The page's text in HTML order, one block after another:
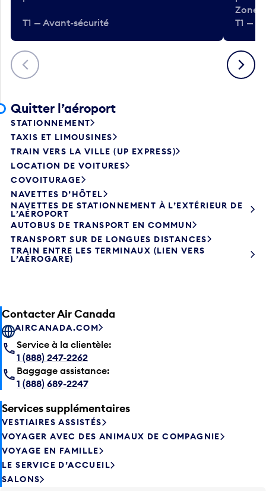
Précédent
T1 — Avant-sécurité
Zone.
T1 —
Suivant
Quitter l’aéroport
STATIONNEMENT
TAXIS ET LIMOUSINES
TRAIN VERS LA VILLE (UP EXPRESS)
LOCATION DE VOITURES
COVOITURAGE
NAVETTES D’HÔTEL
NAVETTES DE STATIONNEMENT À L’EXTÉRIEUR DE
L’AÉROPORT
AUTOBUS DE TRANSPORT EN COMMUN
TRANSPORT SUR DE LONGUES DISTANCES
TRAIN ENTRE LES TERMINAUX (LIEN VERS
L’AÉROGARE)
Contacter Air Canada
AIRCANADA.COM
Service à la clientèle:
1 (888) 247-2262
Baggage assistance:
1 (888) 689-2247
Services supplémentaires
VESTIAIRES ASSISTÉS
VOYAGER AVEC DES ANIMAUX DE COMPAGNIE
VOYAGE EN FAMILLE
LE SERVICE D’ACCUEIL
SALONS